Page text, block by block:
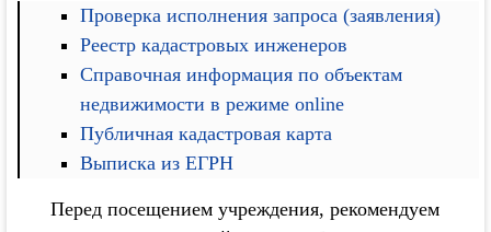
Проверка исполнения запроса (заявления)
Реестр кадастровых инженеров
Справочная информация по объектам
недвижимости в режиме online
Публичная кадастровая карта
Выписка из ЕГРН
Перед посещением учреждения, рекомендуем